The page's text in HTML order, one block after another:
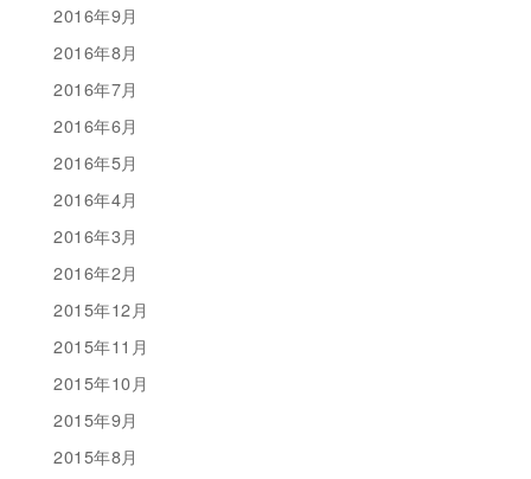
2016年9月
2016年8月
2016年7月
2016年6月
2016年5月
2016年4月
2016年3月
2016年2月
2015年12月
2015年11月
2015年10月
2015年9月
2015年8月